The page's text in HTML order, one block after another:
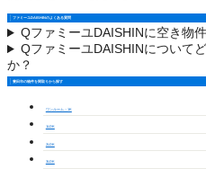
ファミーユDAISHINのよくある質問
QファミーユDAISHINに空き物
QファミーユDAISHINについて
か？
豊田市の物件を間取りから探す
ワンルーム・1K
1LDK
2LDK
3LDK